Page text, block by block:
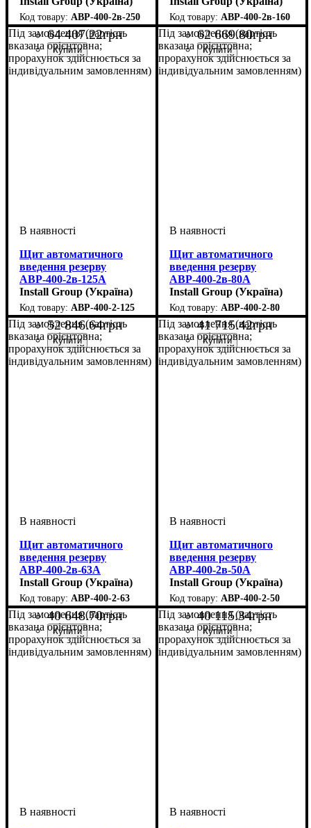
АВР-400-2в-250
64 407.22грн
АВР-400-2в-160
62 669.80грн
Під замовлення (вартість
вказана орієнтовна;
прорахунок здійснюється за
індивідуальним замовленням)
Щит автоматичного
введення резерву
АВР-400-2в-125А
Install Group (Україна)
АВР-400-2-125
52 846.64грн
Під замовлення (вартість
вказана орієнтовна;
прорахунок здійснюється за
індивідуальним замовленням)
Щит автоматичного
введення резерву
АВР-400-2в-80А
Install Group (Україна)
АВР-400-2-80
41 715.42грн
Під замовлення (вартість
вказана орієнтовна;
прорахунок здійснюється за
індивідуальним замовленням)
Щит автоматичного
введення резерву
АВР-400-2в-63А
Install Group (Україна)
АВР-400-2-63
40 648.70грн
Під замовлення (вартість
вказана орієнтовна;
прорахунок здійснюється за
індивідуальним замовленням)
Щит автоматичного
введення резерву
АВР-400-2в-50А
Install Group (Україна)
АВР-400-2-50
40 115.34грн
Під замовлення (вартість
вказана орієнтовна;
прорахунок здійснюється за
індивідуальним замовленням)
Під замовлення (вартість
вказана орієнтовна;
прорахунок здійснюється за
індивідуальним замовленням)